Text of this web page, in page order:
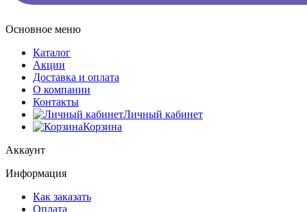
Основное меню
Каталог
Акции
Доставка и оплата
О компании
Контакты
Личный кабинет
Корзина
Аккаунт
Информация
Как заказать
Оплата